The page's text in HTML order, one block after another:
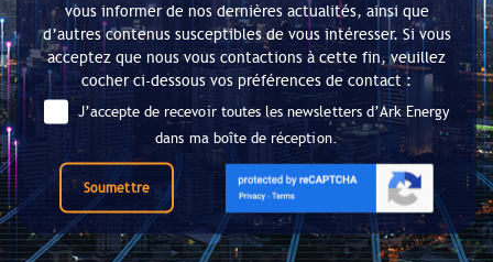
vous informer de nos dernières actualités, ainsi que
d’autres contenus susceptibles de vous intéresser. Si vous
acceptez que nous vous contactions à cette fin, veuillez
cocher ci-dessous vos préférences de contact :
J’accepte de recevoir toutes les newsletters d’Ark Energy
dans ma boîte de réception.
Soumettre